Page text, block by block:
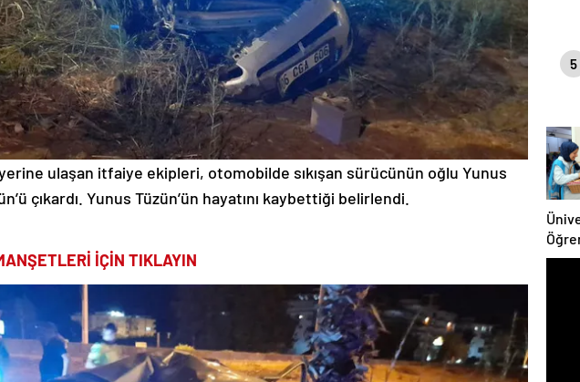
ulaşan itfaiye ekipleri, otomobilde sıkışan sürücünün oğlu Yunus
çıkardı. Yunus Tüzün’ün hayatını kaybettiği belirlendi.
İÇİN TIKLAYIN
5